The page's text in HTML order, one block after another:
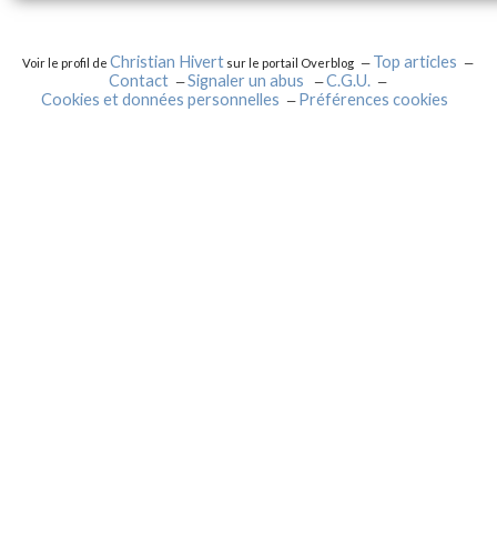
Voir le profil deChristian Hivert sur le portail Overblog
Top articles
Contact
Signaler un abus
C.G.U.
Cookies et données personnelles
Préférences cookies